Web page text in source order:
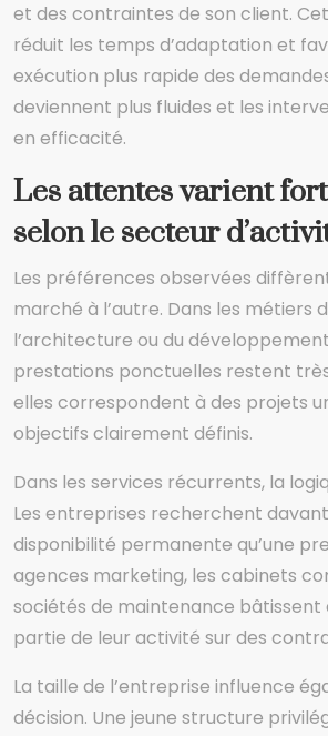
et des contraintes de son client.
réduit les temps d’adaptation et
exécution plus rapide des
deviennent plus fluides et les
en efficacité.
Les attentes varient
selon le secteur
Les préférences observées
marché à l’autre. Dans les métiers
l’architecture ou du
prestations ponctuelles restent
elles correspondent à des projets
objectifs clairement définis.
Dans les services récurrents, la
Les entreprises recherchent
disponibilité permanente qu’une
agences marketing, les cabinets
sociétés de maintenance bâtissent
partie de leur activité sur des
La taille de l’entreprise influence
décision. Une jeune structure